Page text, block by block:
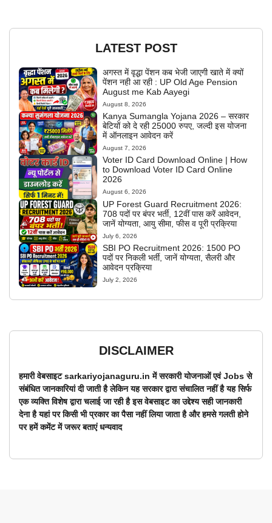
LATEST POST
अगस्त में वृद्धा पेंशन कब भेजी जाएगी खाते में क्यों
पेंशन नही आ रही : UP Old Age Pension
August me Kab Aayegi
August 8, 2026
Kanya Sumangla Yojana 2026 – सरकार
बेटियों को दे रही 25000 रुपए, जल्दी इस योजना
में ऑनलाइन आवेदन करें
August 7, 2026
Voter ID Card Download Online | How
to Download Voter ID Card Online
2026
August 6, 2026
UP Forest Guard Recruitment 2026:
708 पदों पर बंपर भर्ती, 12वीं पास करें आवेदन,
जानें योग्यता, आयु सीमा, फीस व पूरी प्रक्रिया
July 6, 2026
SBI PO Recruitment 2026: 1500 PO
पदों पर निकली भर्ती, जानें योग्यता, सैलरी और
आवेदन प्रक्रिया
July 2, 2026
DISCLAIMER
हमारी वेबसाइट sarkariyojanaguru.in में सरकारी योजनाओं एवं Jobs से
संबंधित जानकारियां दी जाती है लेकिन यह सरकार द्वारा संचालित नहीं है यह सिर्फ
एक व्यक्ति विशेष द्वारा चलाई जा रही है इस वेबसाइट का उद्देश्य सही जानकारी
देना है यहां पर किसी भी प्रकार का पैसा नहीं लिया जाता है और हमसे गलती होने
पर हमें कमेंट में जरूर बताएं धन्यवाद